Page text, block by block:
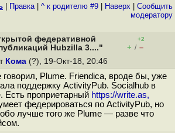
Правка| ^ к родителю #9 Наверх
Cообщить
модератору
федеративной
Hubzilla 3...."
+2
+ / –
Кома (?), 19-Окт-18, 20:46
говорил, Plume. Friendica, вроде бы, уже
поддержку ActivityPub. Socialhub в
Есть проприетарный https://write.as,
федерироваться по ActivityPub, но
лучше того же Plume — разве что